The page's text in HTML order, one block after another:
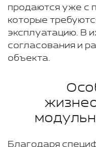
продаются уже с
которые
эксплуатацию. В
согласования и
объекта.
Благодаря